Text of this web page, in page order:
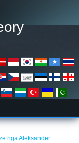
nga Aleksander